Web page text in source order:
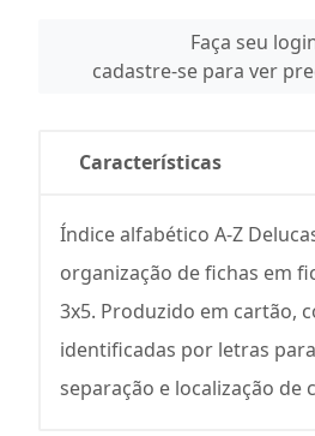
Faça seu
cadastre-se para ver
Características
Índice alfabético A-Z
organização de fichas em
3x5. Produzido em cartão,
identificadas por letras
separação e localização de